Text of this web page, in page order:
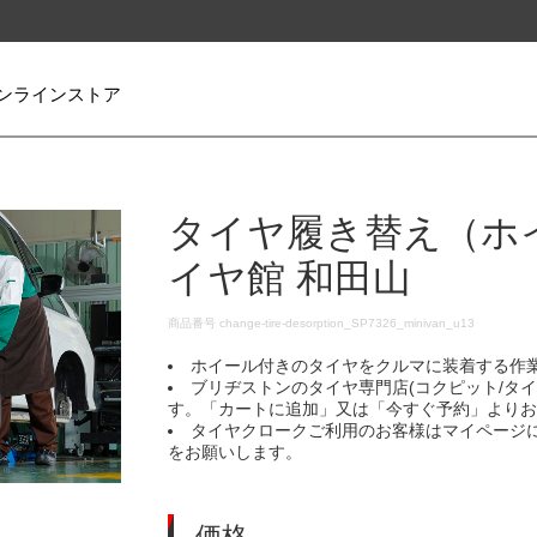
ラインストア
タイヤ履き替え（
イヤ館 和田山
DETAILS
商品番号change-tire-desorption_SP7326_minivan_u13
ホイール付きのタイヤをクルマに装着する作
ブリヂストンのタイヤ専門店(コクピット/タ
す。「カートに追加」又は「今すぐ予約」より
タイヤクロークご利用のお客様はマイペー
をお願いします。